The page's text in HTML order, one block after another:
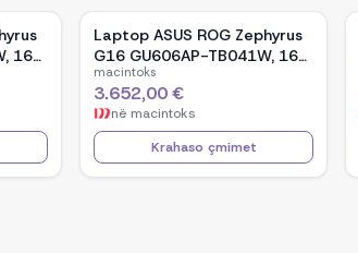
16-
9
Laptop ASUS ROG Zephyrus
G16 GU606AP-TB041W, 16-
inch OLED, Intel Core Ultra 9
386H, NVIDIA GeForce RTX
5070, 32GB RAM, 1TB SSD,
Windows 11 - Black
macintoks
3.652,00 €
në macintoks
Krahaso çmimet